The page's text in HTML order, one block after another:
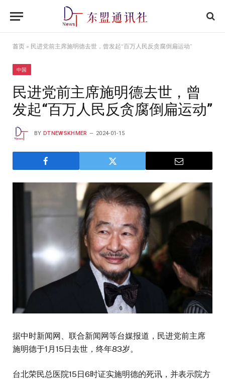
首页 » 民进党前主席施明德去世，曾发起“百万人民反贪腐倒扁运动”
中国
民进党前主席施明德去世，曾
发起“百万人民反贪腐倒扁运动”
BY DTNEWSKHMER 2024-01-15
据中时新闻网、联合新闻网等台媒报道，民进党前主席
施明德于1月15日去世，终年83岁。
台北荣民总医院15日6时证实施明德的死讯，并表示院方